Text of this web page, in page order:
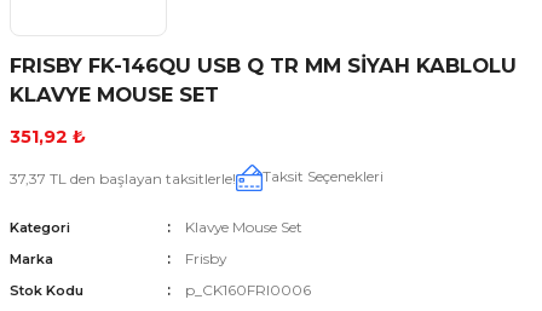
FRISBY FK-146QU USB Q TR MM SİYAH KABLOLU
KLAVYE MOUSE SET
351,92 ₺
37,37 TL den başlayan taksitlerle! Taksit Seçenekleri
Kategori Klavye Mouse Set
Marka Frisby
Stok Kodu p_CK160FRI0006